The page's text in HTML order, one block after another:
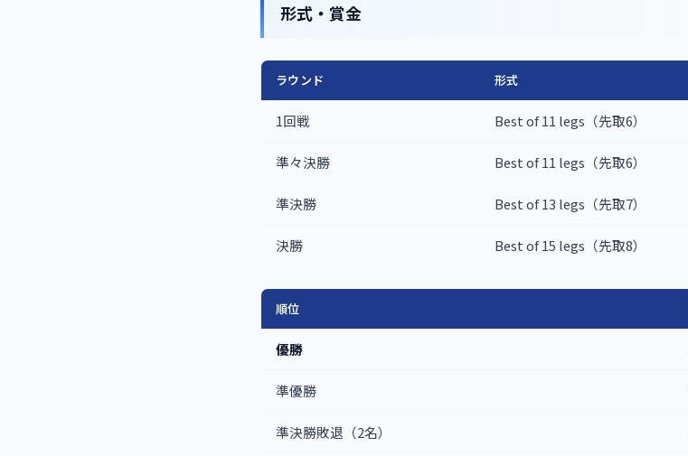
形式・賞金
ラウンド 形式
1回戦 Best of 11 legs（先取6）
準々決勝 Best of 11 legs（先取6）
準決勝 Best of 13 legs（先取7）
決勝 Best of 15 legs（先取8）
順位
優勝
準優勝
準決勝敗退（2名）